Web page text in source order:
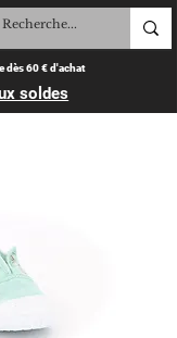
dès 60 € d'achat
soldes